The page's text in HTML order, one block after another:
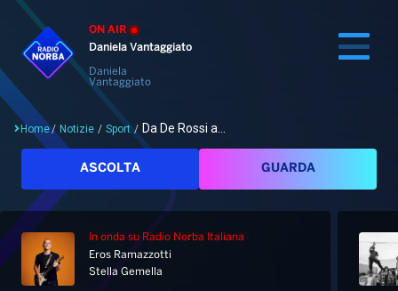
ON AIR
Daniela Vantaggiato
Daniela
Vantaggiato
Cerca
Home
Home/ Notizie / Sport / Da De Rossi a...
ASCOLTA GUARDA
In onda su Radio Norba Italiana
Eros Ramazzotti
Stella Gemella